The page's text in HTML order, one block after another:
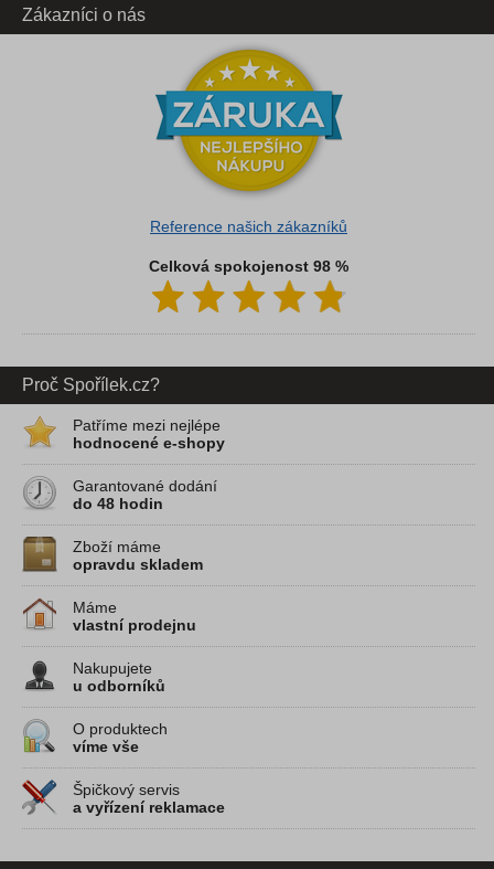
Zákazníci o nás
Reference našich zákazníků
Celková spokojenost 98 %
Proč Spořílek.cz?
Patříme mezi nejlépe
hodnocené e-shopy
Garantované dodání
do 48 hodin
Zboží máme
opravdu skladem
Máme
vlastní prodejnu
Nakupujete
u odborníků
O produktech
víme vše
Špičkový servis
a vyřízení reklamace